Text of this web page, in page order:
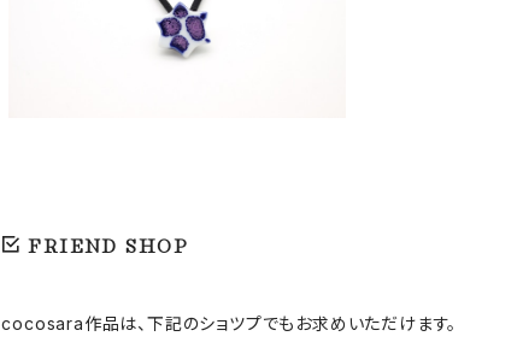
¥700
FRIEND SHOP
cocosara作品は、下記のショツプでもお求めいただけます。